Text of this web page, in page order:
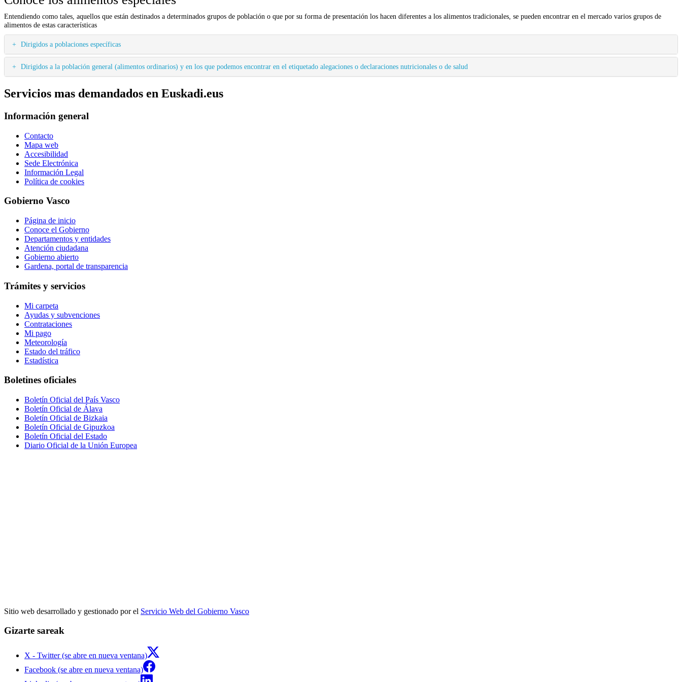
Entendiendo como tales, aquellos que están destinados a determinados grupos de población o que por su forma de presentación los hacen diferentes a los alimentos tradicionales, se pueden encontrar en el mercado varios grupos de
alimentos de estas características
Dirigidos a poblaciones específicas
Dirigidos a la población general (alimentos ordinarios) y en los que podemos encontrar en el etiquetado alegaciones o declaraciones nutricionales o de salud
Servicios mas demandados en Euskadi.eus
Información general
Contacto
Mapa web
Accesibilidad
Sede Electrónica
Información Legal
Política de cookies
Gobierno Vasco
Página de inicio
Conoce el Gobierno
Departamentos y entidades
Atención ciudadana
Gobierno abierto
Gardena, portal de transparencia
Trámites y servicios
Mi carpeta
Ayudas y subvenciones
Contrataciones
Mi pago
Meteorología
Estado del tráfico
Estadística
Boletines oficiales
Boletín Oficial del País Vasco
Boletín Oficial de Álava
Boletín Oficial de Bizkaia
Boletín Oficial de Gipuzkoa
Boletín Oficial del Estado
Diario Oficial de la Unión Europea
Sitio web desarrollado y gestionado por el Servicio Web del Gobierno Vasco
Gizarte sareak
X - Twitter (se abre en nueva ventana)
Facebook (se abre en nueva ventana)